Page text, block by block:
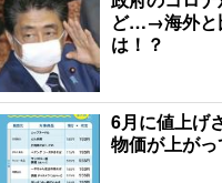
ど…→海外と
は！？
6月に値上げ
物価が上が